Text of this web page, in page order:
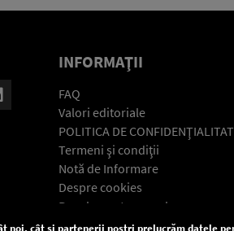
INFORMAŢII
FAQ
Valori editoriale
POLITICA DE
Termeni şi condiţii
Notă de Informare
Despre cookies
Regulament general
GDPR
noi, cât și partenerii noștri prelucrăm datele